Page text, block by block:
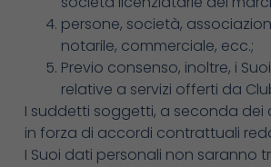
persone, società,
notarile, commerciale, ecc.;
Previo consenso, inoltre, i
relative a servizi offerti da
I suddetti soggetti, a seconda
in forza di accordi contrattuali
I Suoi dati personali non saranno